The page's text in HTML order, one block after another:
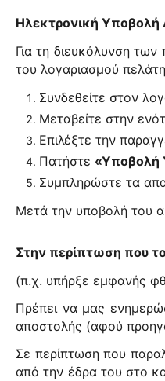
Ηλεκτρονική
Για τη διευκόλυνση
του λογαριασμού
Συνδεθείτε στον
Μεταβείτε στην
Επιλέξτε την
Πατήστε «Υποβολή
Συμπληρώστε τα
Μετά την υποβολή του
Στην περίπτωση που
(π.χ. υπήρξε εμφανής
Πρέπει να μας
αποστολής (αφού
Σε περίπτωση που
από την έδρα του στο